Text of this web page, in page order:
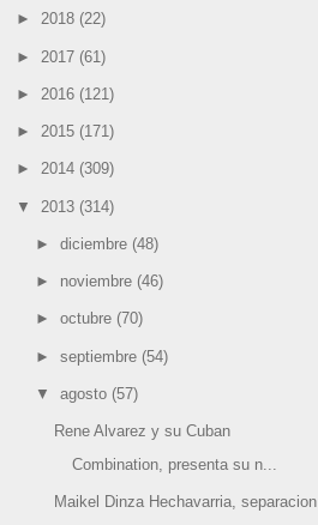
► 2018 (22)
► 2017 (61)
► 2016 (121)
► 2015 (171)
► 2014 (309)
▼ 2013 (314)
► diciembre (48)
► noviembre (46)
► octubre (70)
► septiembre (54)
▼ agosto (57)
Rene Alvarez y su Cuban
Combination, presenta su n...
Maikel Dinza Hechavarria, separacion